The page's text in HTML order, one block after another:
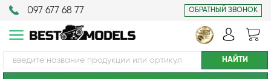
097 677 68 77 ОБРАТНЫЙ ЗВОНОК